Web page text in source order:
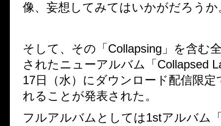
像、妄想してみてはいかがだろうか
そして、その「 Collapsing 」を含む
されたニューアルバム「 Collapsed
17日（水）にダウンロード配信限
れることが発表された。
フルアルバムとしては1stアルバム